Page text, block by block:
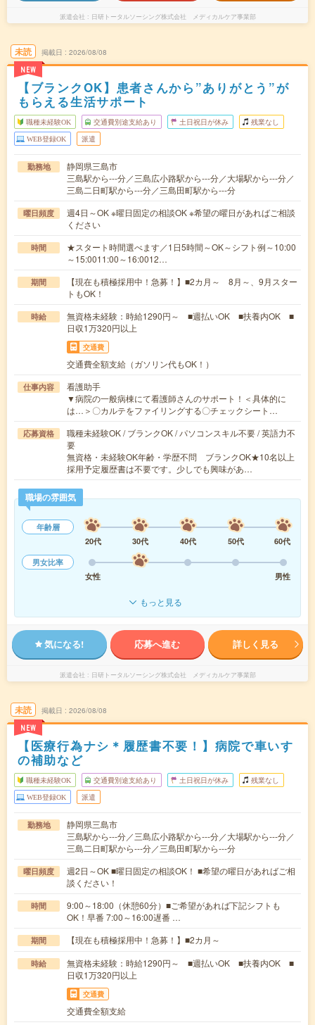
派遣会社 日研トータルソーシング株式会社 メディカルケア事業部
未読
NEW
掲載日 2026/08/08
【ブランクOK】患者さんから”ありがとう”が
もらえる生活サポート
職種未経験OK 交通費別途支給あり 土日祝日が休み 残業なし
WEB登録OK 派遣
勤務地
静岡県三島市
三島駅から---分／三島広小路駅から---分／大場駅から---分／
三島二日町駅から---分／三島田町駅から---分
曜日頻度
週4日～OK ※曜日固定の相談OK ※希望の曜日があればご相談
ください
時間
★スタート時間選べます／1日5時間～OK～シフト例～10:00
～15:0011:00～16:0012…
期間
【現在も積極採用中！急募！】■2カ月～ 8月～、9月スター
トもOK！
時給
無資格未経験：時給1290円～ ■週払いOK ■扶養内OK ■
日収1万320円以上
交通費
交通費全額支給（ガソリン代もOK！）
仕事内容
看護助手
▼病院の一般病棟にて看護師さんのサポート！＜具体的に
は…＞〇カルテをファイリングする〇チェックシート…
応募資格
職種未経験OK / ブランクOK / パソコンスキル不要 / 英語力不
要
無資格・未経験OK年齢・学歴不問 ブランクOK★10名以上
採用予定履歴書は不要です。少しでも興味があ…
職場の雰囲気
年齢層
20代
30代 40代 50代
60代
男女比率
女性
男性
もっと見る
気になる! 応募へ進む 詳しく見る
派遣会社 日研トータルソーシング株式会社 メディカルケア事業部
未読
NEW
掲載日 2026/08/08
【医療行為ナシ＊履歴書不要！】病院で車いす
の補助など
職種未経験OK 交通費別途支給あり 土日祝日が休み 残業なし
WEB登録OK 派遣
勤務地
静岡県三島市
三島駅から---分／三島広小路駅から---分／大場駅から---分／
三島二日町駅から---分／三島田町駅から---分
曜日頻度
週2日～OK ■曜日固定の相談OK！ ■希望の曜日があればご相
談ください！
時間
9:00～18:00（休憩60分）■ご希望があれば下記シフトも
OK！早番 7:00～16:00遅番 …
期間 【現在も積極採用中！急募！】■2カ月～
時給
無資格未経験：時給1290円～ ■週払いOK ■扶養内OK ■
日収1万320円以上
交通費
交通費全額支給